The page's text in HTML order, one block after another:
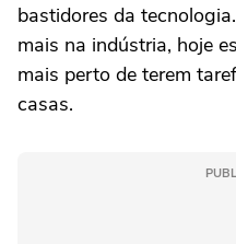
bastidores da
mais na indústria, hoje
mais perto de terem
casas.